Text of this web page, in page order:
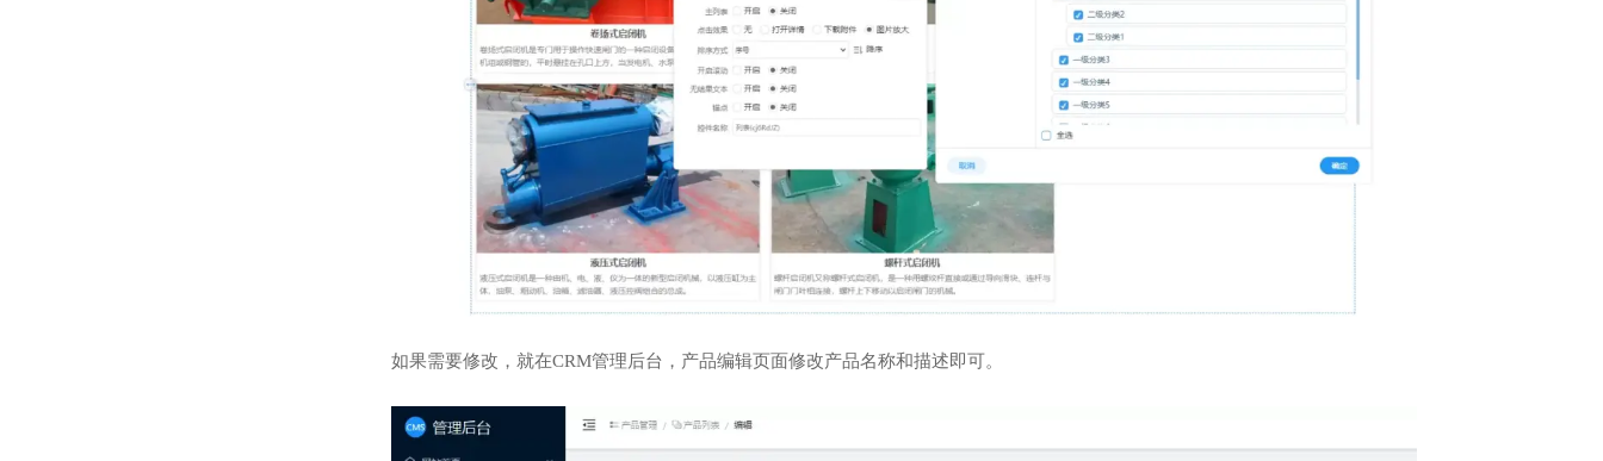
如果需要修改，就在CRM管理后台，产品编辑页面修改产品名称和描述即可。